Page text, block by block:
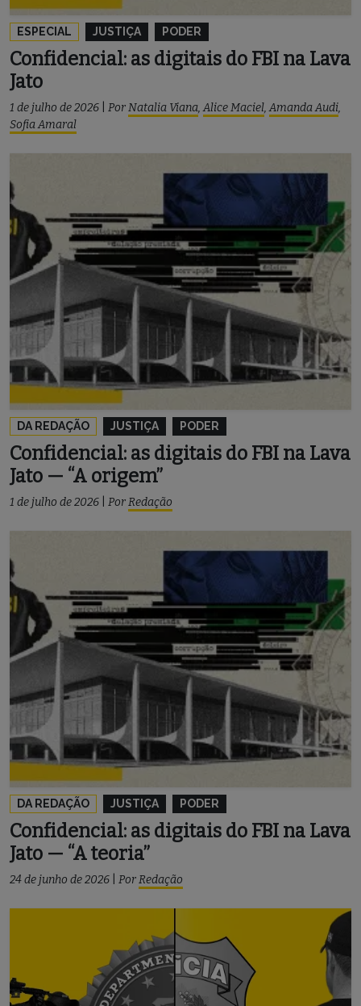
ESPECIAL JUSTIÇA PODER
Confidencial: as digitais do FBI na Lava
Jato
1 de julho de 2026 PorNatalia Viana,Alice Maciel,Amanda Audi,
Sofia Amaral
DA REDAÇÃO JUSTIÇA PODER
Confidencial: as digitais do FBI na Lava
Jato — “A origem”
1 de julho de 2026 PorRedação
DA REDAÇÃO JUSTIÇA PODER
Confidencial: as digitais do FBI na Lava
Jato — “A teoria”
24 de junho de 2026 PorRedação